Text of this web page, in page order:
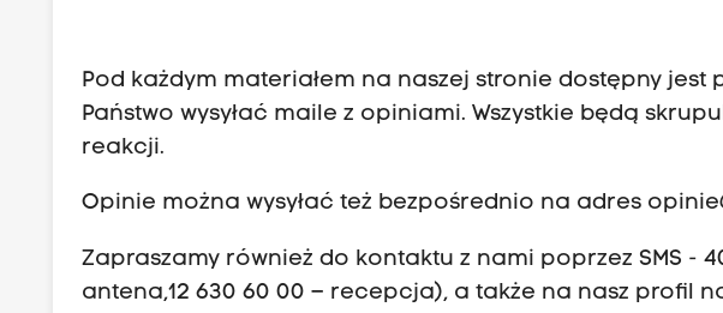
Pod każdym materiałem na naszej stronie dostępny jest
Państwo wysyłać maile z opiniami. Wszystkie będą
reakcji.
Opinie można wysyłać też bezpośrednio na adres
Zapraszamy również do kontaktu z nami poprzez SMS -
antena,12 630 60 00 – recepcja), a także na nasz profil